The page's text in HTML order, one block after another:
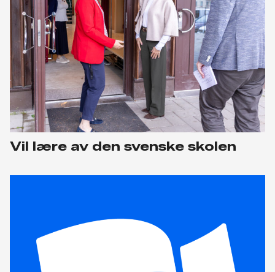
Vil lære av den svenske skolen